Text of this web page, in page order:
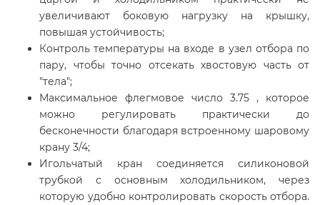
увеличивают боковую нагрузку на крышку,
повышая устойчивость;
Контроль температуры на входе в узел отбора по
пару, чтобы точно отсекать хвостовую часть от
"тела";
Максимальное флегмовое число 3.75 , которое
можно регулировать практически до
бесконечности благодаря встроенному шаровому
крану 3/4;
Игольчатый кран соединяется силиконовой
трубкой с основным холодильником, через
которую удобно контролировать скорость отбора.